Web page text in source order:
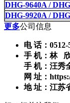
DHG-9640A /
DHG-9920A /
更多公司信息
电 话：0512-
手 机：林 欣
手 机：汪秀
网 址：
地 址：江苏